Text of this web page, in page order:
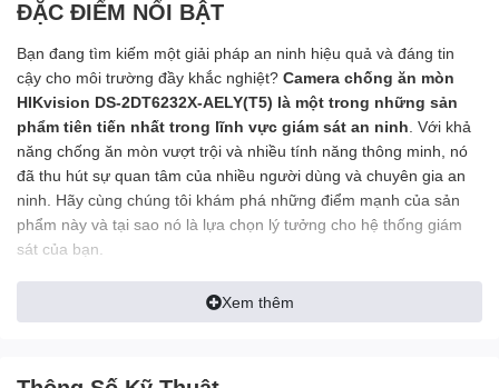
ĐẶC ĐIỂM NỔI BẬT
Bạn đang tìm kiếm một giải pháp an ninh hiệu quả và đáng tin
cậy cho môi trường đầy khắc nghiệt? Camera chống ăn mòn
HIKvision DS-2DT6232X-AELY(T5) là một trong những sản
phẩm tiên tiến nhất trong lĩnh vực giám sát an ninh . Với khả
năng chống ăn mòn vượt trội và nhiều tính năng thông minh, nó
đã thu hút sự quan tâm của nhiều người dùng và chuyên gia an
ninh. Hãy cùng chúng tôi khám phá những điểm mạnh của sản
phẩm này và tại sao nó là lựa chọn lý tưởng cho hệ thống giám
sát của bạn.
Camera chống ăn mòn của Hikvision DS-2DT6232X-AELY(T5)
trường biển và các môi trường ăn mòn khác nhau
Xem thêm